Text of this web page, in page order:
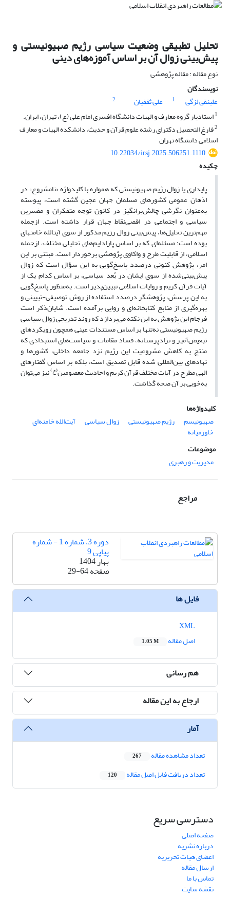
تحلیل تطبیقی وضعیت سیاسی رژیم صهیونیستی و
پیش‌بینی زوال آن بر اساس آموزه‌های دینی
نوع مقاله : مقاله پژوهشی
نویسندگان
علینقی لزگی
1 علی ثقفیان
2
1استادیار گروه معارف و الهیات دانشگاه افسری امام علی (ع)، تهران، ایران.
2فارغ التحصیل دکترای رشته علوم قرآن و حدیث، دانشکده الهیات و معارف
اسلامی دانشگاه تهران
10.22034/irsj.2025.506251.1110
چکیده
پایداری یا زوال رژیم صهیونیستی که همواره با کلیدواژه «نامشروع» در
اذهان عمومی کشورهای مسلمان جهان عجین گشته است، پیوسته
به‌عنوان نگرشی چالش‌برانگیز در کانون توجه متفکران و مفسرین
سیاسی و اجتماعی در اقصی‌نقاط جهان قرار داشته است. ازجمله
مهم‌ترین تحلیل‌ها، پیش‌بینی زوال رژیم مذکور از سوی آیت­الله خامنه­ای
بوده است؛ مسئله‌ای که بر اساس پارادایم‌های تحلیلی مختلف، ازجمله
اسلامی، از قابلیت طرح و واکاوی پژوهشی برخوردار است. مبتنی بر این
امر، پژوهش کنونی درصدد پاسخ‌گویی به این سؤال است که زوال
پیش‌بینی‌شده از سوی ایشان در بُعد سیاسی، بر اساس کدام یک از
آیات قرآن کریم و روایات اسلامی تبیین‌پذیر است. به‌منظور پاسخ‌گویی
به این پرسش، پژوهشگر درصدد استفاده از روش توصیفی-تبیینی و
بهره‌گیری از منابع کتابخانه‌ای و روایی برآمده است. شایان‌ذکر است
فرجام این پژوهش به این نکته می‌پردازد که روند تدریجی زوال سیاسی
رژیم صهیونیستی نه‌تنها بر اساس مستندات عینی همچون رویکردهای
تبعیض‌آمیز و نژادپرستانه، فساد مقامات و سیاست‌های استبدادی که
منتج به کاهش مشروعیت این رژیم نزد جامعه داخلی، کشورها و
نهادهای بین‌المللی شده قابل تصدیق است، بلکه بر اساس گفتارهای
الهی مطرح در آیات مختلف قرآن کریم و احادیث معصومین(ع)نیز می‌توان
به‌خوبی بر آن صحه گذاشت.
کلیدواژه‌ها
صهیونیسم
رژیم صهیونیستی زوال سیاسی آیت‌الله خامنه‌ای
خاورمیانه
موضوعات
مدیریت و رهبری
مراجع
دوره 3، شماره 1 - شماره
پیاپی 9
بهار 1404
صفحه29-64
فایل ها
اصل مقاله
1.05 M
هم رسانی
ارجاع به این مقاله
آمار
تعداد مشاهده مقاله 267
تعداد دریافت فایل اصل مقاله 120
دسترسی سریع
صفحه اصلی
درباره نشریه
اعضای هیات تحریریه
ارسال مقاله
تماس با ما
نقشه سایت